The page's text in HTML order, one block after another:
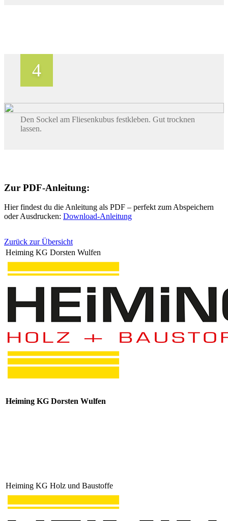
Den Sockel am Fliesenkubus festkleben. Gut trocknen
lassen.
Zur PDF-Anleitung:
Hier findest du die Anleitung als PDF – perfekt zum Abspeichern
oder Ausdrucken: Download-Anleitung
Zurück zur Übersicht
Heiming KG Dorsten Wulfen
Heiming KG Dorsten Wulfen
Heiming KG Holz und Baustoffe